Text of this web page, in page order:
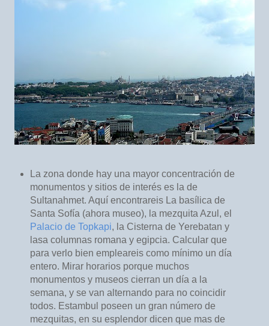
La zona donde hay una mayor concentración de
monumentos y sitios de interés es la de
Sultanahmet. Aquí encontrareis La basílica de
Santa Sofía (ahora museo), la mezquita Azul, el
Palacio de Topkapi, la Cisterna de Yerebatan y
lasa columnas romana y egipcia. Calcular que
para verlo bien empleareis como mínimo un día
entero. Mirar horarios porque muchos
monumentos y museos cierran un día a la
semana, y se van alternando para no coincidir
todos. Estambul poseen un gran número de
mezquitas, en su esplendor dicen que mas de